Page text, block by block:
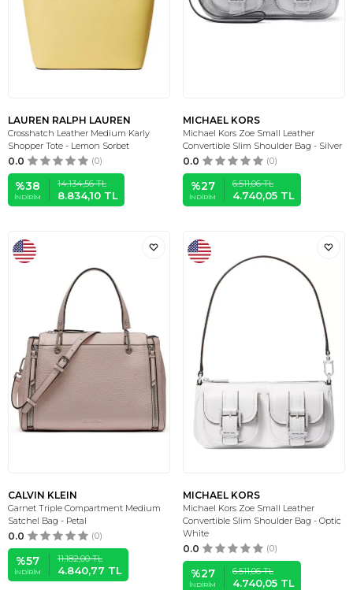
LAUREN RALPH LAUREN
Crosshatch Leather Medium Karly
Shopper Tote - Lemon Sorbet
0.0 (0)
%38
İNDIRIM
14.134,56TL
8.834,10 TL
MICHAEL KORS
Michael Kors Zoe Small Leather
Convertible Slim Shoulder Bag - Silver
0.0 (0)
%27
İNDIRIM
6.511,06TL
4.740,05 TL
CALVIN KLEIN
Garnet Triple Compartment Medium
Satchel Bag - Petal
0.0 (0)
%57
İNDIRIM
11.182,00TL
4.840,77 TL
MICHAEL KORS
Michael Kors Zoe Small Leather
Convertible Slim Shoulder Bag - Optic
White
0.0 (0)
%27
İNDIRIM
6.511,06TL
4.740,05 TL